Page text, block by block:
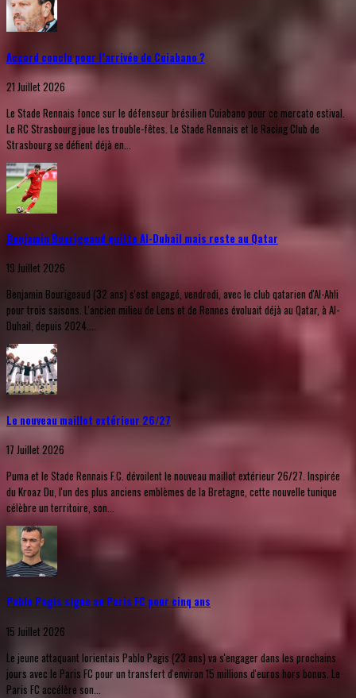
Accord conclu pour l’arrivée de Cuiabano ?
21 Juillet 2026
Le Stade Rennais fonce sur le défenseur brésilien Cuiabano pour ce mercato estival.
Le RC Strasbourg joue les trouble-fêtes. Le Stade Rennais et le Racing Club de
Strasbourg se défient déjà en...
Benjamin Bourigeaud quitte Al-Duhail mais reste au Qatar
19 Juillet 2026
Benjamin Bourigeaud (32 ans) s'est engagé, vendredi, avec le club qatarien d'Al-Ahli
pour trois saisons. L'ancien milieu de Lens et de Rennes évoluait déjà au Qatar, à Al-
Duhail, depuis 2024....
Le nouveau maillot extérieur 26/27
17 Juillet 2026
Puma et le Stade Rennais F.C. dévoilent le nouveau maillot extérieur 26/27. Inspirée
du Kroaz Du, l'un des plus anciens emblèmes de la Bretagne, cette nouvelle tunique
célèbre un territoire, son...
Pablo Pagis signe au Paris FC pour cinq ans
15 Juillet 2026
Le jeune attaquant lorientais Pablo Pagis (23 ans) va s'engager dans les prochains
jours avec le Paris FC pour un transfert d'environ 15 millions d'euros hors bonus. Le
Paris FC accélère son...